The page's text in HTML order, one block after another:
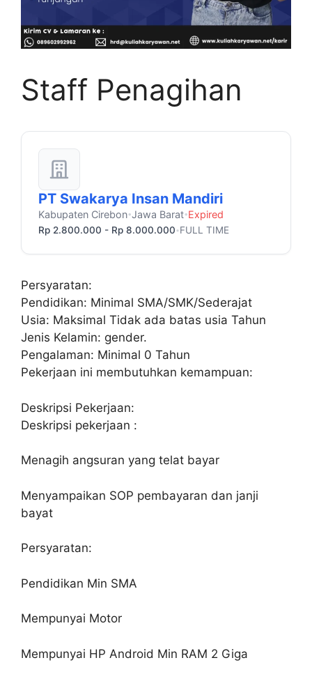
Staff Penagihan
PT Swakarya Insan Mandiri
Kabupaten Cirebon•Jawa Barat•Expired
Rp 2.800.000 - Rp 8.000.000 •FULL TIME
Persyaratan:
Pendidikan: Minimal SMA/SMK/Sederajat
Usia: Maksimal Tidak ada batas usia Tahun
Jenis Kelamin: gender.
Pengalaman: Minimal 0 Tahun
Pekerjaan ini membutuhkan kemampuan:
Deskripsi Pekerjaan:
Deskripsi pekerjaan :
Menagih angsuran yang telat bayar
Menyampaikan SOP pembayaran dan janji
bayat
Persyaratan:
Pendidikan Min SMA
Mempunyai Motor
Mempunyai HP Android Min RAM 2 Giga